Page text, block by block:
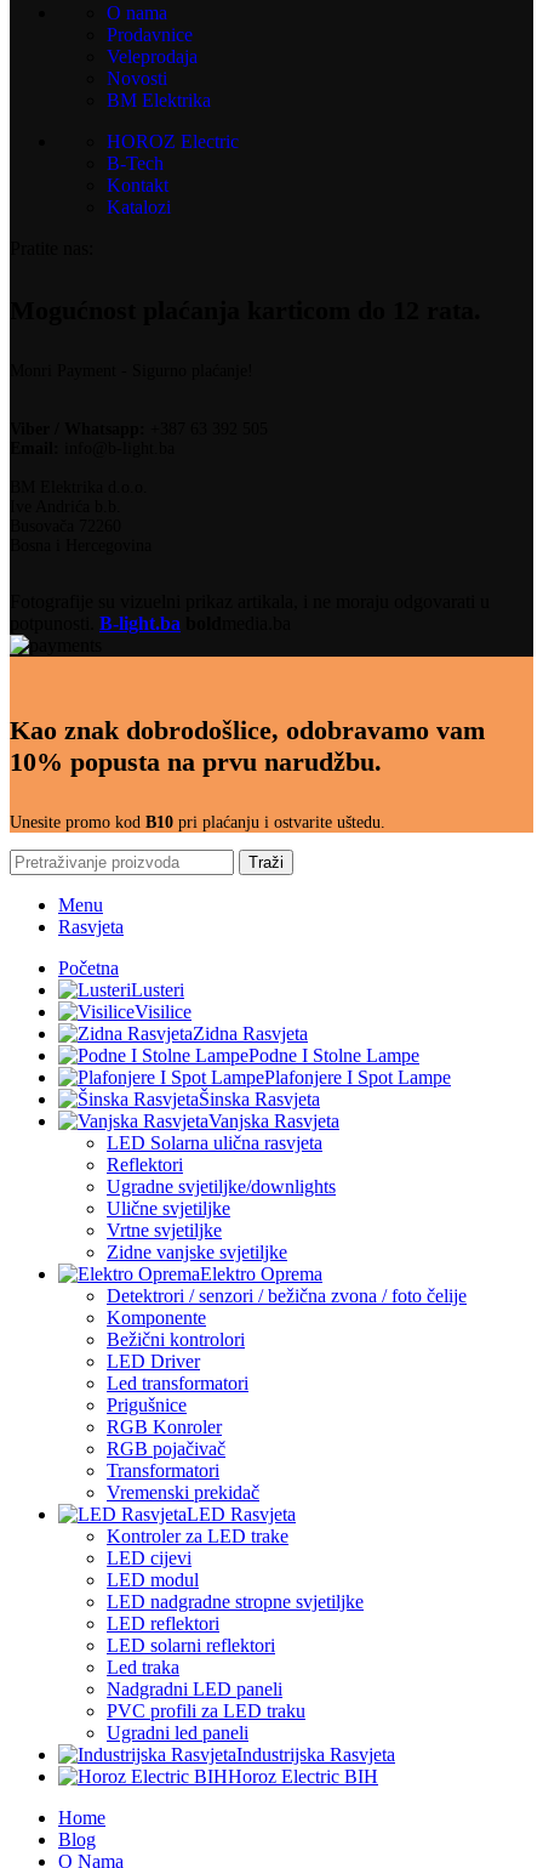
O nama
Prodavnice
Veleprodaja
Novosti
BM Elektrika
HOROZ Electric
B-Tech
Kontakt
Katalozi
B-light.ba
Kao znak dobrodošlice, odobravamo vam
10% popusta na prvu narudžbu.
Unesite promo kod B10 pri plaćanju i ostvarite uštedu.
Traži
Menu
Rasvjeta
Početna
Lusteri
Visilice
Zidna Rasvjeta
Podne I Stolne Lampe
Plafonjere I Spot Lampe
Šinska Rasvjeta
Vanjska Rasvjeta
LED Solarna ulična rasvjeta
Reflektori
Ugradne svjetiljke/downlights
Ulične svjetiljke
Vrtne svjetiljke
Zidne vanjske svjetiljke
Elektro Oprema
Detektrori / senzori / bežična zvona / foto čelije
Komponente
Bežični kontrolori
LED Driver
Led transformatori
Prigušnice
RGB Konroler
RGB pojačivač
Transformatori
Vremenski prekidač
LED Rasvjeta
Kontroler za LED trake
LED cijevi
LED modul
LED nadgradne stropne svjetiljke
LED reflektori
LED solarni reflektori
Led traka
Nadgradni LED paneli
PVC profili za LED traku
Ugradni led paneli
Industrijska Rasvjeta
Horoz Electric BIH
Home
Blog
O Nama